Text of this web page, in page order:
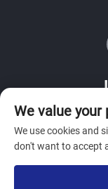
Inscreva-se para
We value your
We use cookies and
don't want to accept